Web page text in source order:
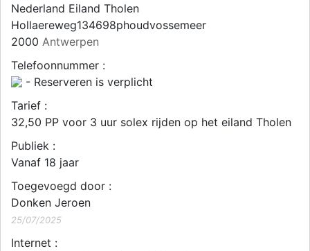
Nederland Eiland Tholen
Hollaereweg134698phoudvossemeer
2000 Antwerpen
Telefoonnummer :
- Reserveren is verplicht
Tarief :
32,50 PP voor 3 uur solex rijden op het eiland Tholen
Publiek :
Vanaf 18 jaar
Toegevoegd door :
Donken Jeroen
25/07/2025
Internet :